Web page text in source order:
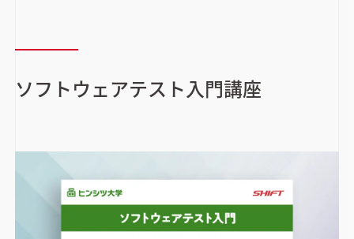
ソフトウェアテスト入門講座